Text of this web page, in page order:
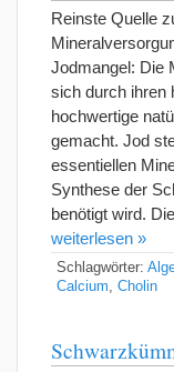
Reinste Quelle
Jodmangel: Die
sich durch ihren
hochwertige
gemacht. Jod
essentiellen
Synthese der
benötigt wird.
weiterlesen »
Schlagwörter:
Calcium
Cholin